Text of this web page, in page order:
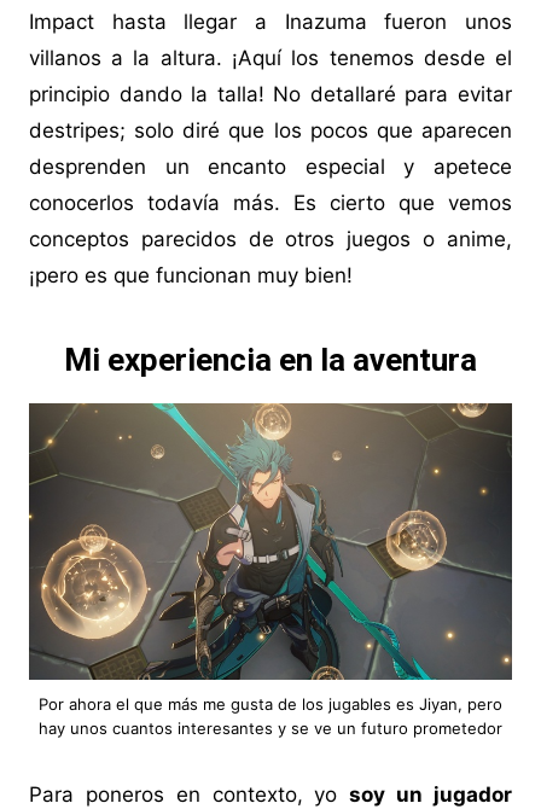
Impact hasta llegar a Inazuma fueron unos
villanos a la altura. ¡Aquí los tenemos desde el
principio dando la talla! No detallaré para evitar
destripes; solo diré que los pocos que aparecen
desprenden un encanto especial y apetece
conocerlos todavía más. Es cierto que vemos
conceptos parecidos de otros juegos o anime,
¡pero es que funcionan muy bien!
Mi experiencia en la aventura
Por ahora el que más me gusta de los jugables es Jiyan, pero
hay unos cuantos interesantes y se ve un futuro prometedor
Para poneros en contexto, yosoy un jugador